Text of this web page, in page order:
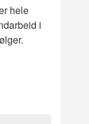
hele
i